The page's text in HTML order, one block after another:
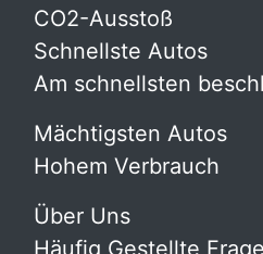
CO2-Ausstoß
Schnellste Autos
Am schnellsten
Mächtigsten Autos
Hohem Verbrauch
Über Uns
Häufig Gestellte